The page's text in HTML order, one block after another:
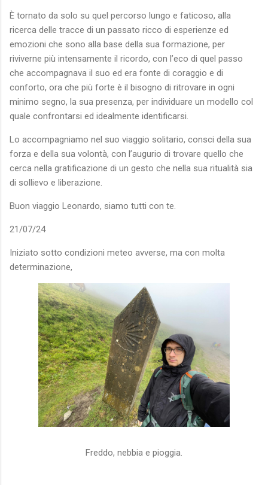
È tornato da solo su quel percorso lungo e faticoso, alla
ricerca delle tracce di un passato ricco di esperienze ed
emozioni che sono alla base della sua formazione, per
riviverne più intensamente il ricordo, con l’eco di quel passo
che accompagnava il suo ed era fonte di coraggio e di
conforto, ora che più forte è il bisogno di ritrovare in ogni
minimo segno, la sua presenza, per individuare un modello col
quale confrontarsi ed idealmente identificarsi.
Lo accompagniamo nel suo viaggio solitario, consci della sua
forza e della sua volontà, con l’augurio di trovare quello che
cerca nella gratificazione di un gesto che nella sua ritualità sia
di sollievo e liberazione.
Buon viaggio Leonardo, siamo tutti con te.
21/07/24
Iniziato sotto condizioni meteo avverse, ma con molta
determinazione,
Freddo, nebbia e pioggia.